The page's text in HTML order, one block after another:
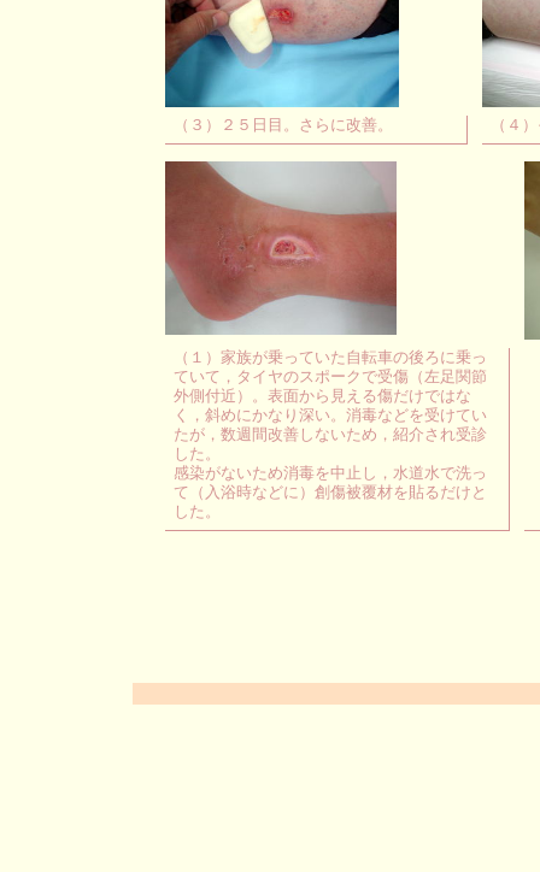
（３）２５日目。さらに改善。 （４
（１）家族が乗っていた自転車の後ろに乗っ
ていて，タイヤのスポークで受傷（左足関節
外側付近）。表面から見える傷だけではな
く，斜めにかなり深い。消毒などを受けてい
たが，数週間改善しないため，紹介され受診
した。
感染がないため消毒を中止し，水道水で洗っ
て（入浴時などに）創傷被覆材を貼るだけと
した。